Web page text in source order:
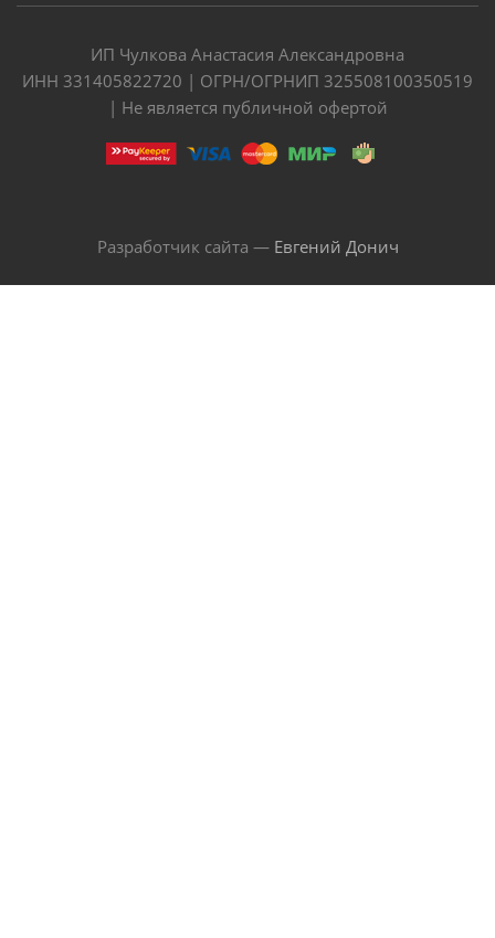
ИП Чулкова Анастасия Александровна
ИНН 331405822720 | ОГРН/ОГРНИП 325508100350519
| Не является публичной офертой
Разработчик сайта — Евгений Донич